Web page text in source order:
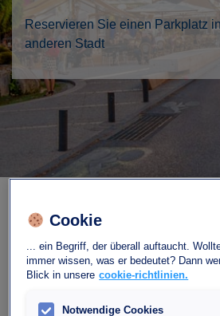
Reservieren Sie einen Parkplatz
anderen Stadt
Unser Parkhaus
Cookie
... ein Begriff, der überall auftaucht.
immer wissen, was er bedeutet? Dann
Blick in unsere cookie-richtlinien.
Notwendige Cookies